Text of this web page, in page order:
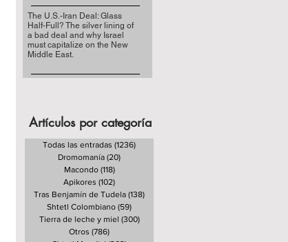
The U.S.-Iran Deal: Glass
Half-Full? The silver lining of
a bad deal and why Israel
must capitalize on the New
Middle East.
Artículos por categoría
Todas las entradas (1236)
Dromomanía (20)
Macondo (118)118 entradas
Apikores (102)
Tras Benjamín de Tudela (138)
Shtetl Colombiano (59)
Tierra de leche y miel (300)300 entradas
Otros (786)